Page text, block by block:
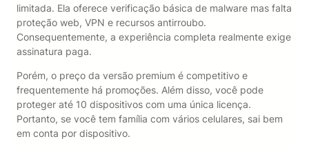
limitada. Ela oferece verificação básica de malware mas falta
proteção web, VPN e recursos antirroubo.
Consequentemente, a experiência completa realmente exige
assinatura paga.
Porém, o preço da versão premium é competitivo e
frequentemente há promoções. Além disso, você pode
proteger até 10 dispositivos com uma única licença.
Portanto, se você tem família com vários celulares, sai bem
em conta por dispositivo.